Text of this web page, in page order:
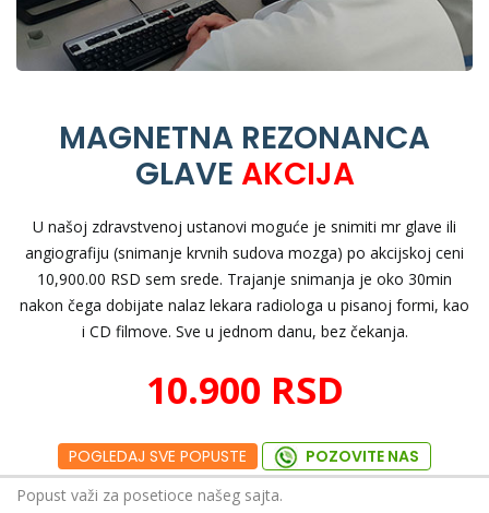
MAGNETNA REZONANCA
GLAVE AKCIJA
U našoj zdravstvenoj ustanovi moguće je snimiti mr glave ili
angiografiju (snimanje krvnih sudova mozga) po akcijskoj ceni
10,900.00 RSD sem srede. Trajanje snimanja je oko 30min
nakon čega dobijate nalaz lekara radiologa u pisanoj formi, kao
i CD filmove. Sve u jednom danu, bez čekanja.
10.900 RSD
POGLEDAJ SVE POPUSTE POZOVITE NAS
Popust važi za posetioce našeg sajta.